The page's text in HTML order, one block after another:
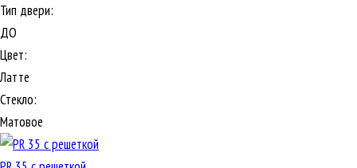
Тип двери:
ДО
Цвет:
Латте
Стекло:
Матовое